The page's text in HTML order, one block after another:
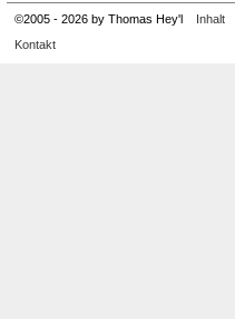
©2005- 2026 by Thomas Hey'l Inhalt
Kontakt